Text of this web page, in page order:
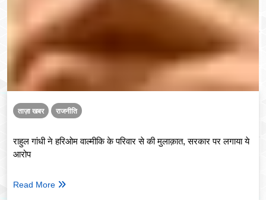
ताज़ा खबर राजनीति
राहुल गांधी ने हरिओम वाल्मीकि के परिवार से की मुलाक़ात, सरकार पर लगाया ये
आरोप
Read More